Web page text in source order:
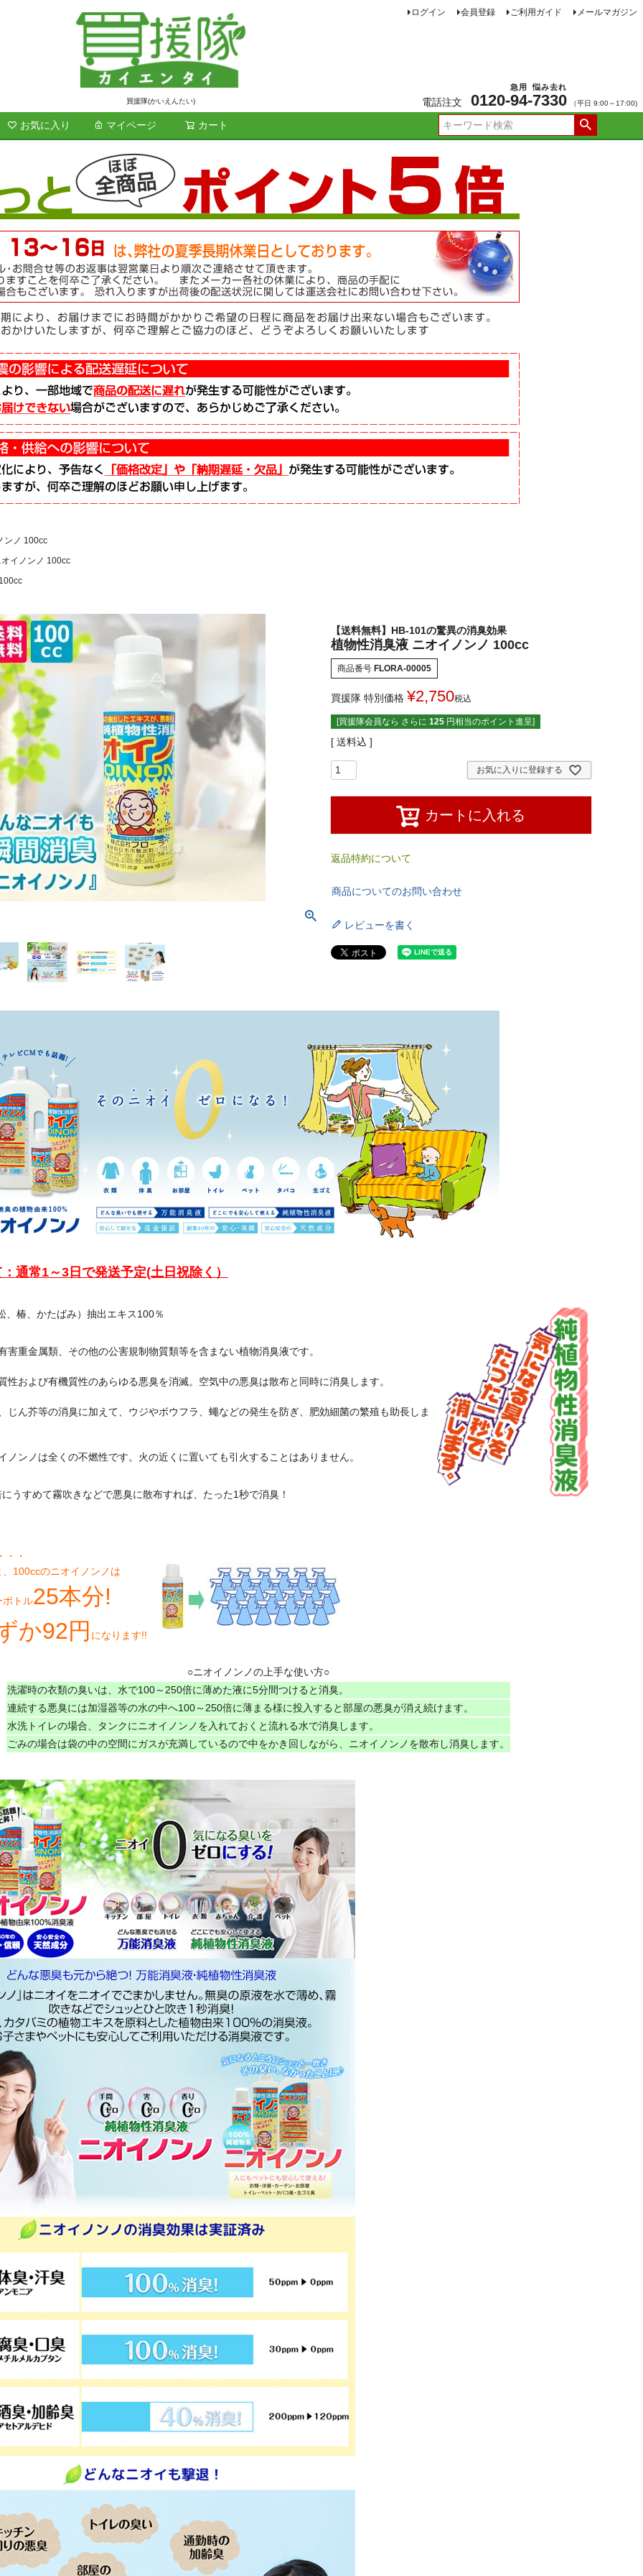
買援隊(かいえんたい)
ログイン 会員登録 ご利用ガイド メールマガジン
電話注文 0120-94
急用
-7330
悩み去れ
（平日 9:00～17:00)
お気に入り マイページ カート
検索
ンノ 100cc
イノンノ 100cc
【送料無料】HB-101の驚異の消臭効果
植物性消臭液 ニオイノンノ 100cc
商品番号 FLORA-00005
買援隊 特別価格 ¥2,750税込
[買援隊会員なら さらに 125 円相当のポイント進呈]
送料込
お気に入りに登録する
カートに入れる
返品特約について
商品についてのお問い合わせ
レビューを書く
通常1～3日で発送予定(土日祝除く）
、椿、かたばみ）抽出エキス100％
害重金属類、その他の公害規制物質類等を含まない植物消臭液です。
性および有機質性のあらゆる悪臭を消滅。空気中の悪臭は散布と同時に消臭します。
じん芥等の消臭に加えて、ウジやボウフラ、蠅などの発生を防ぎ、肥効細菌の繁殖も助長しま
ノンノは全くの不燃性です。火の近くに置いても引火することはありません。
うすめて霧吹きなどで悪臭に散布すれば、たった1秒で消臭！
・・
100ccのニオイノンノは
ボトル25本分!
か92円 になります!!
○ニオイノンノの上手な使い方○
洗濯時の衣類の臭いは、水で100～250倍に薄めた液に5分間つけると消臭。
連続する悪臭には加湿器等の水の中へ100～250倍に薄まる様に投入すると部屋の悪臭が消え続けます。
水洗トイレの場合、タンクにニオイノンノを入れておくと流れる水で消臭します。
ごみの場合は袋の中の空間にガスが充満しているので中をかき回しながら、ニオイノンノを散布し消臭します。